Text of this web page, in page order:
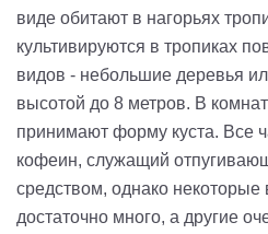
виде обитают в нагорьях
культивируются в тропиках
видов - небольшие деревья
высотой до 8 метров. В
принимают форму куста. Все
кофеин, служащий
средством, однако
достаточно много, а другие